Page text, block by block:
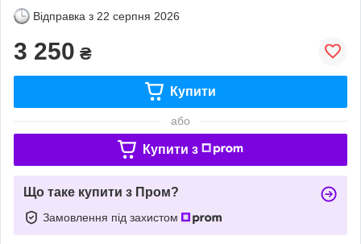
Відправка з 22 серпня 2026
3 250 ₴
Купити
або
Купити з
Що таке купити з Пром?
Замовлення під захистом